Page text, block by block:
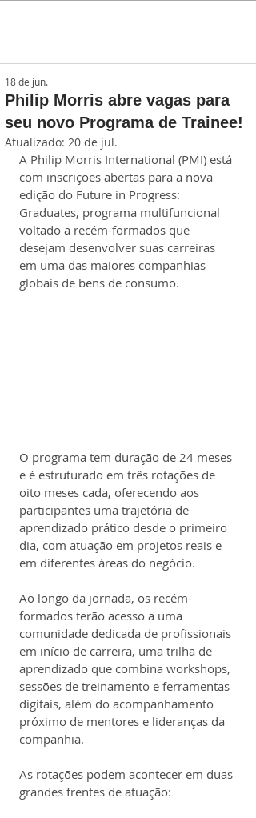
Philip Morris abre vagas para
seu novo Programa de Trainee!
18 de jun.
Atualizado: 20 de jul.
A Philip Morris International (PMI) está
com inscrições abertas para a nova
edição do Future in Progress:
Graduates, programa multifuncional
voltado a recém-formados que
desejam desenvolver suas carreiras
em uma das maiores companhias
globais de bens de consumo.
O programa tem duração de 24 meses
e é estruturado em três rotações de
oito meses cada, oferecendo aos
participantes uma trajetória de
aprendizado prático desde o primeiro
dia, com atuação em projetos reais e
em diferentes áreas do negócio.
Ao longo da jornada, os recém-
formados terão acesso a uma
comunidade dedicada de profissionais
em início de carreira, uma trilha de
aprendizado que combina workshops,
sessões de treinamento e ferramentas
digitais, além do acompanhamento
próximo de mentores e lideranças da
companhia.
As rotações podem acontecer em duas
grandes frentes de atuação: